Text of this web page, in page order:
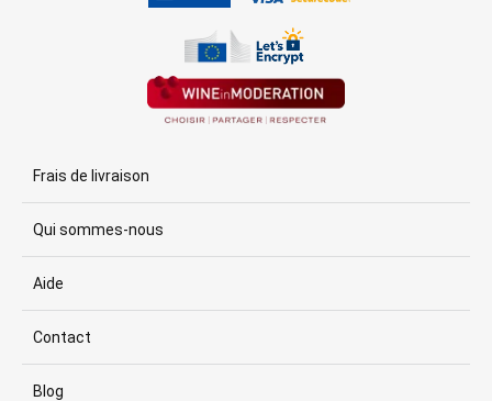
Frais de livraison
Qui sommes-nous
Aide
Contact
Blog